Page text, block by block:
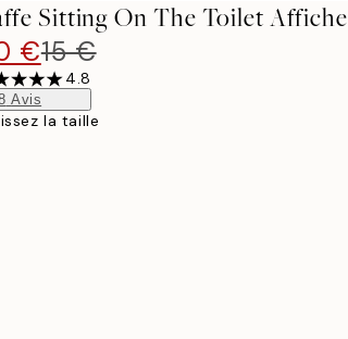
Sitting On The Toilet Affiche
€15 €
4.8
Avis
la taille